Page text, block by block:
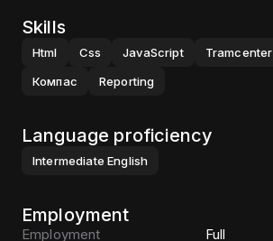
Skills
Html Css JavaScript
Tramcenter
Компас
Reporting
Language proficiency
Intermediate English
Employment
Employment
Full